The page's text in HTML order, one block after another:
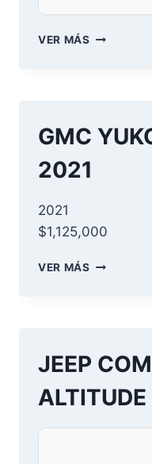
VER MÁS MAZDA
GMC
2021
2021
$1,125,000
VER MÁS GMC
JEEP